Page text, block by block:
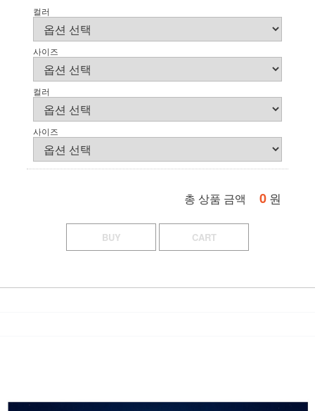
컬러
사이즈
컬러
사이즈
총 상품 금액 0 원
BUY CART